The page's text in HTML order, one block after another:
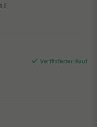
!
Verifizierter Kauf